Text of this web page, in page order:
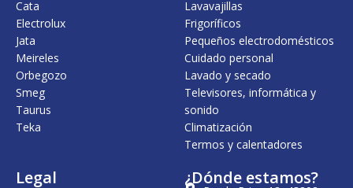
1
9
,
2
€
€
.
Cata
Electrolux
Jata
Meireles
Orbegozo
Smeg
Taurus
Teka
Lavavajillas
Frigoríficos
Pequeños electrodomésticos
Cuidado personal
Lavado y secado
Televisores, informática y
sonido
Climatización
Termos y calentadores
Legal ¿Dónde estamos?